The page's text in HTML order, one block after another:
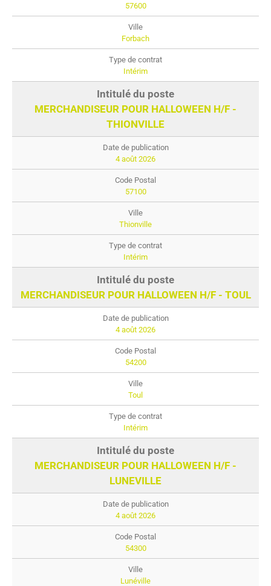
57600
Forbach
Intérim
MERCHANDISEUR POUR HALLOWEEN H/F -
THIONVILLE
4 août 2026
57100
Thionville
Intérim
MERCHANDISEUR POUR HALLOWEEN H/F - TOUL
4 août 2026
54200
Toul
Intérim
MERCHANDISEUR POUR HALLOWEEN H/F -
LUNEVILLE
4 août 2026
54300
Lunéville